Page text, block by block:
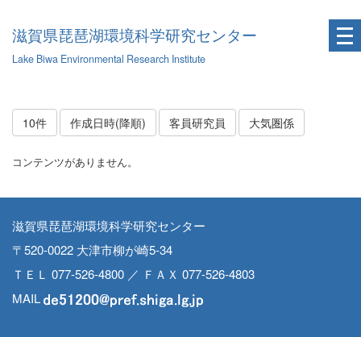
滋賀県琵琶湖環境科学研究センター
Lake Biwa Environmental Research Institute
10件 作成日時(降順) 客員研究員 大気圏係
コンテンツがありません。
滋賀県琵琶湖環境科学研究センター
〒520-0022 大津市柳が崎5-34
ＴＥＬ 077-526-4800 ／ ＦＡＸ 077-526-4803
MAIL